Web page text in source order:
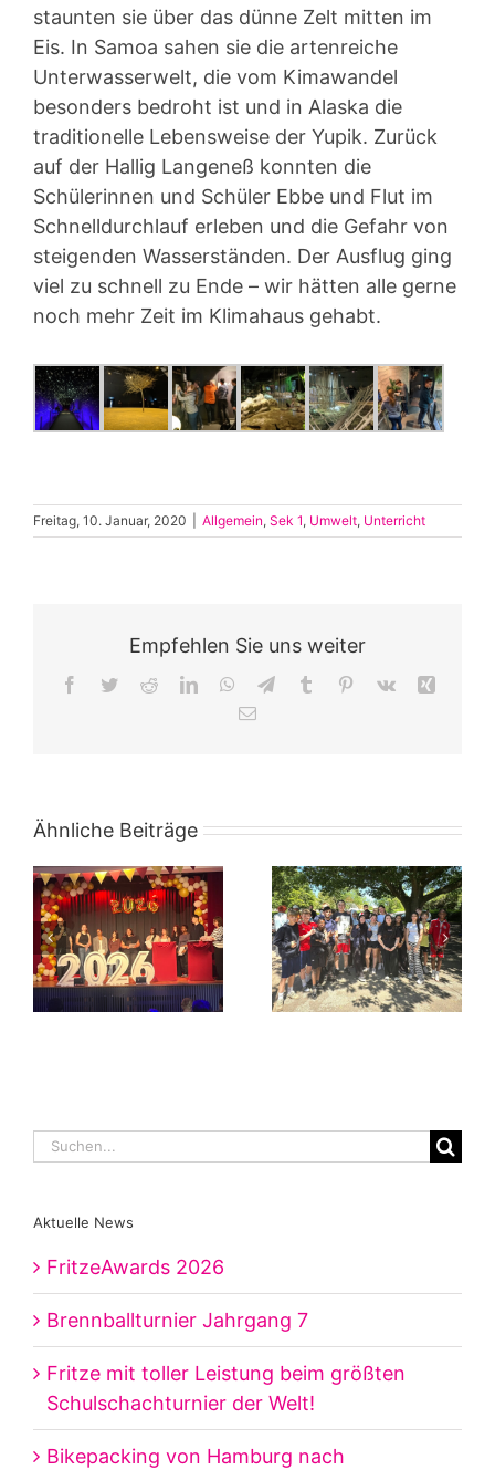
staunten sie über das dünne Zelt mitten im
Eis. In Samoa sahen sie die artenreiche
Unterwasserwelt, die vom Kimawandel
besonders bedroht ist und in Alaska die
traditionelle Lebensweise der Yupik. Zurück
auf der Hallig Langeneß konnten die
Schülerinnen und Schüler Ebbe und Flut im
Schnelldurchlauf erleben und die Gefahr von
steigenden Wasserständen. Der Ausflug ging
viel zu schnell zu Ende – wir hätten alle gerne
noch mehr Zeit im Klimahaus gehabt.
Freitag, 10. Januar, 2020 Allgemein, Sek 1, Umwelt, Unterricht
Empfehlen Sie uns weiter
Facebook
TwitterRedditLinkedInWhatsApp
TelegramTumblr Pinterest
Vk
E-
Ähnliche Beiträge
Suche
Aktuelle News
FritzeAwards 2026
Brennballturnier Jahrgang 7
Fritze mit toller Leistung beim größten
Schulschachturnier der Welt!
Bikepacking von Hamburg nach